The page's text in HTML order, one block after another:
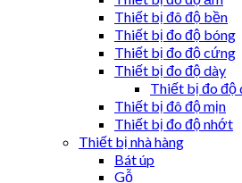
Thiết bị đô độ bền
Thiết bị đo độ bóng
Thiết bị đo độ cứng
Thiết bị đo độ dày
Thiết bị đo độ
Thiết bị đô độ mịn
Thiết bị đo độ nhớt
Thiết bị nhà hàng
Bát úp
Gỗ